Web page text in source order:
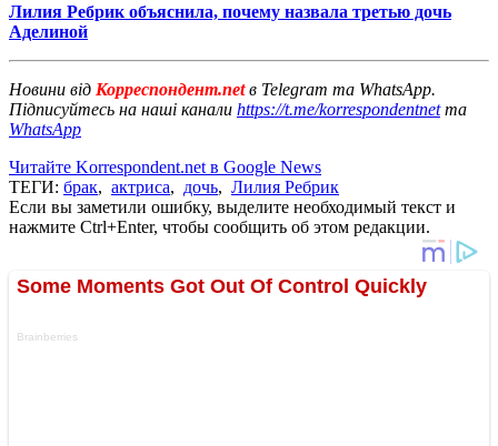
Лилия Ребрик объяснила, почему назвала третью дочь
Аделиной
Новини від Корреспондент.netв Telegram та WhatsApp.
Підписуйтесь на наші канали https://t.me/korrespondentnetта
WhatsApp
Читайте Korrespondent.net в Google News
ТЕГИ: брак, актриса, дочь, Лилия Ребрик
Если вы заметили ошибку, выделите необходимый текст и
нажмите Ctrl+Enter, чтобы сообщить об этом редакции.